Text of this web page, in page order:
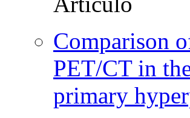
Comparison
PET/CT in
primary